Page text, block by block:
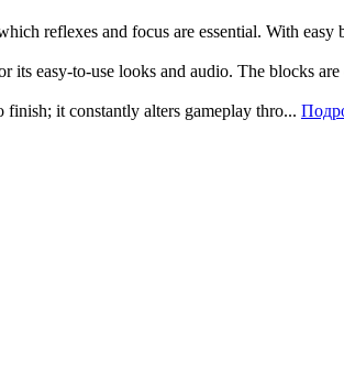
reflexes and focus are essential. With
easy-to-use looks and audio. The blocks
it constantly alters gameplay thro...